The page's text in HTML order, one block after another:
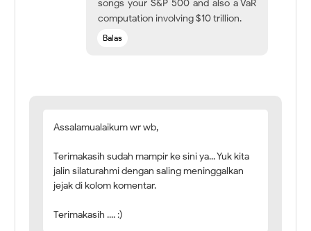
songs your S&P 500 and also a VaR
computation involving $10 trillion.
Balas
Assalamualaikum wr wb,
Terimakasih sudah mampir ke sini ya... Yuk kita
jalin silaturahmi dengan saling meninggalkan
jejak di kolom komentar.
Terimakasih .... :)